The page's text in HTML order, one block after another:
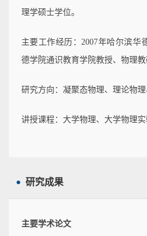
理学硕士学位。
主要工作经历：2007年哈尔滨华
德学院通识教育学院教授、物理教
研究方向：凝聚态物理、理论物
讲授课程：大学物理、大学物理实
研究成果
主要学术论文